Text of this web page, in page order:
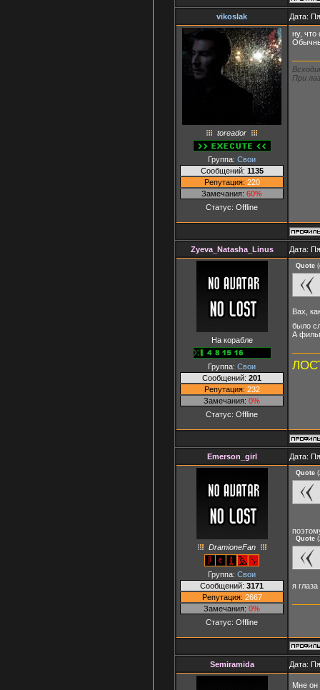
vikoslak Дата:
toreador
Группа: Свои
Сообщений: 1135
Репутация: 220
Замечания: 60%
Статус: Offline
ну, что
При
Zyeva_Natasha_Linus Дата:
На корабле
Группа: Свои
Сообщений: 201
Репутация: 232
Замечания: 0%
Статус: Offline
Quote (
Вах,
было
А
Emerson_girl Дата:
DramioneFan
Группа: Свои
Сообщений: 3171
Репутация: 2667
Замечания: 0%
Статус: Offline
Quote (
Quote (
я
Semiramida Дата:
Мне он